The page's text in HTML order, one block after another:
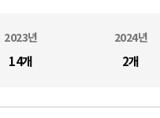
2023년 2024년
14개 2개